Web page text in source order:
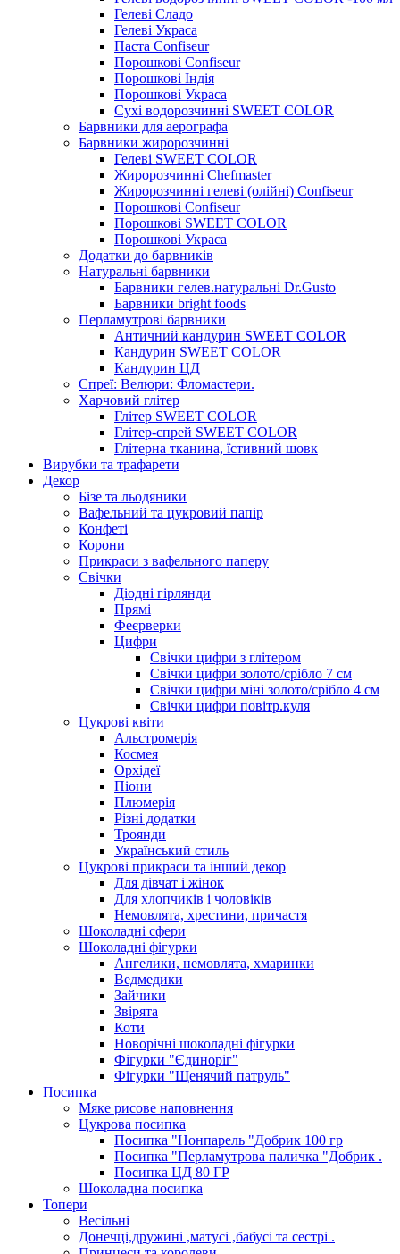
Гелеві Сладо
Гелеві Украса
Паста Confiseur
Порошкові Confiseur
Порошкові Індія
Порошкові Украса
Сухі водорозчинні SWEET COLOR
Барвники для аерографа
Барвники жиророзчинні
Гелеві SWEET COLOR
Жиророзчинні Chefmaster
Жиророзчинні гелеві (олійні) Confiseur
Порошкові Confiseur
Порошкові SWEET COLOR
Порошкові Украса
Додатки до барвників
Натуральні барвники
Барвники гелев.натуральні Dr.Gusto
Барвники bright foods
Перламутрові барвники
Античний кандурин SWEET COLOR
Кандурин SWEET COLOR
Кандурин ЦД
Спреї: Велюри: Фломастери.
Харчовий глітер
Глітер SWEET COLOR
Глітер-спрей SWEET COLOR
Глітерна тканина, їстивний шовк
Вирубки та трафарети
Декор
Бізе та льодяники
Вафельний та цукровий папір
Конфеті
Корони
Прикраси з вафельного паперу
Свічки
Діодні гірлянди
Прямі
Феєрверки
Цифри
Свічки цифри з глітером
Свічки цифри золото/срібло 7 см
Свічки цифри міні золото/срібло 4 см
Свічки цифри повітр.куля
Цукрові квіти
Альстромерія
Космея
Орхідеї
Піони
Плюмерія
Різні додатки
Троянди
Український стиль
Цукрові прикраси та інший декор
Для дівчат і жінок
Для хлопчиків і чоловіків
Немовлята, хрестини, причастя
Шоколадні сфери
Шоколадні фігурки
Ангелики, немовлята, хмаринки
Ведмедики
Зайчики
Звірята
Коти
Новорічні шоколадні фігурки
Фігурки "Єдиноріг"
Фігурки "Щенячий патруль"
Посипка
Мяке рисове наповнення
Цукрова посипка
Посипка "Нонпарель "Добрик 100 гр
Посипка "Перламутрова паличка "Добрик .
Посипка ЦД 80 ГР
Шоколадна посипка
Топери
Весільні
Донечці,дружині ,матусі ,бабусі та сестрі .